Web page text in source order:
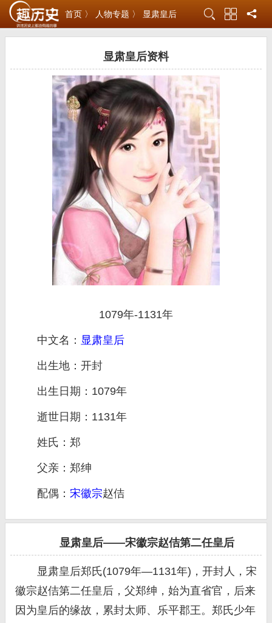
首页 〉 人物专题 〉 显肃皇后
显肃皇后资料
1079年-1131年
中文名： 显肃皇后
出生地：开封
出生日期：1079年
逝世日期：1131年
姓氏：郑
父亲：郑绅
配偶： 宋徽宗赵佶
显肃皇后——宋徽宗赵佶第二任皇后
显肃皇后郑氏(1079年—1131年)，开封人，宋
徽宗赵佶第二任皇后，父郑绅，始为直省官，后来
因为皇后的缘故，累封太师、乐平郡王。郑氏少年